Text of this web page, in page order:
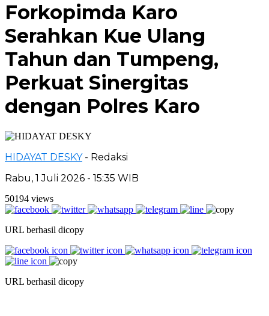
Forkopimda Karo
Serahkan Kue Ulang
Tahun dan Tumpeng,
Perkuat Sinergitas
dengan Polres Karo
HIDAYAT DESKY - Redaksi
Rabu, 1 Juli 2026 - 15:35 WIB
50194 views
URL berhasil dicopy
URL berhasil dicopy